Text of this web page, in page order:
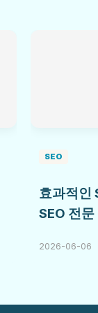
SEO
효과적인
SEO 전
2026-06-06